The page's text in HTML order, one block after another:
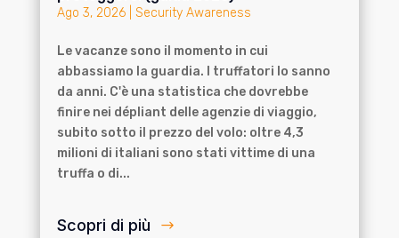
Ago 3, 2026| Security Awareness
Le vacanze sono il momento in cui
abbassiamo la guardia. I truffatori lo sanno
da anni. C'è una statistica che dovrebbe
finire nei dépliant delle agenzie di viaggio,
subito sotto il prezzo del volo: oltre 4,3
milioni di italiani sono stati vittime di una
truffa o di...
Scopri di più